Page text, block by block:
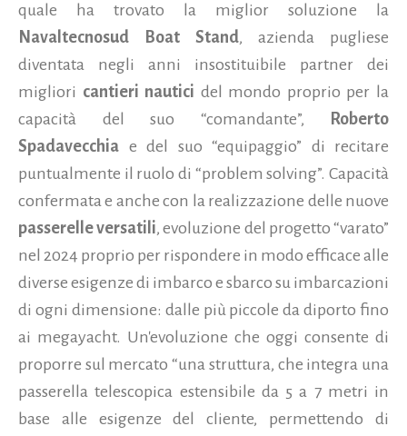
quale ha trovato la miglior soluzione la
Navaltecnosud Boat Stand, azienda pugliese
diventata negli anni insostituibile partner dei
migliori cantieri nautici del mondo proprio per la
capacità del suo “comandante”,
Roberto
Spadavecchia e del suo “equipaggio” di recitare
puntualmente il ruolo di “problem solving”. Capacità
confermata e anche con la realizzazione delle nuove
passerelle versatili, evoluzione del progetto “varato”
nel 2024 proprio per rispondere in modo efficace alle
diverse esigenze di imbarco e sbarco su imbarcazioni
di ogni dimensione: dalle più piccole da diporto fino
ai megayacht. Un'evoluzione che oggi consente di
proporre sul mercato “una struttura, che integra una
passerella telescopica estensibile da 5 a 7 metri in
base alle esigenze del cliente, permettendo di